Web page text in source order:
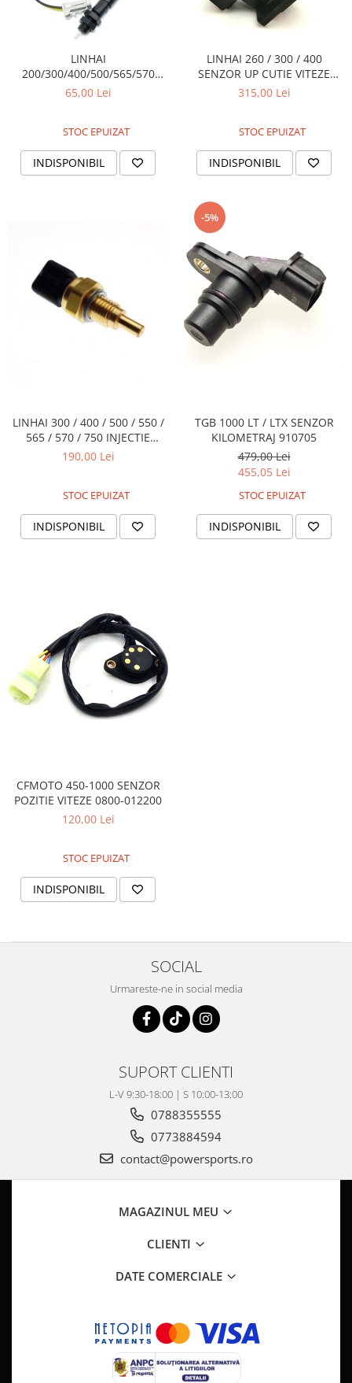
LINHAI
200/300/400/500/565/570
SENZOR FRANA PICIOR
65,00 Lei
STOC EPUIZAT
INDISPONIBIL
LINHAI 260 / 300 / 400
SENZOR UP CUTIE VITEZE
21344
315,00 Lei
STOC EPUIZAT
INDISPONIBIL
LINHAI 300 / 400 / 500 / 550 /
565 / 570 / 750 INJECTIE
SENZOR TEMPERATURA
190,00 Lei
STOC EPUIZAT
INDISPONIBIL
-5%
TGB 1000 LT / LTX SENZOR
KILOMETRAJ 910705
479,00 Lei
455,05 Lei
STOC EPUIZAT
INDISPONIBIL
CFMOTO 450-1000 SENZOR
POZITIE VITEZE 0800-012200
120,00 Lei
STOC EPUIZAT
INDISPONIBIL
SOCIAL
Urmareste-ne in social media
SUPORT CLIENTI
L-V 9:30-18:00 | S 10:00-13:00
0788355555
0773884594
contact@powersports.ro
MAGAZINUL MEU
CLIENTI
DATE COMERCIALE